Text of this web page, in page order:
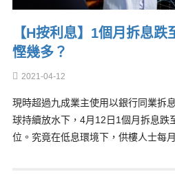
【H按利息】1個月拆息
慳幾多？
2021-04-12
現時超過九成業主使用以銀行同業拆
球持續放水下，4月12日1個月拆息跌
位。究竟在低息環境下，供樓人士每